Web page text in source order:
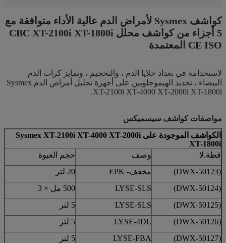
كواشف Sysmex لأمراض الدم عالية الأداء متوافقة مع
5 أجزاء من كواشف محلل CBC XT-2100i XT-1800i
CE ISO المعتمدة
لاستخدامه في تعداد خلايا الدم ، والتحجيم ، وتمايز كرات الدم
البيضاء ، تحديد الهيموجلوبين على أجهزة تحليل أمراض الدم Sysmex
XT-2100i XT-4000 XT-2000i XT-1800i.
مواصفات كواشف سيسميكس
الكواشف الموجودة على Sysmex XT-2100i XT-4000 XT-2000i
XT-1800i
قطة.لا
وصف
حجم العبوة
(DWX-50123)
مخفف- EPK
20 لتر
(DWX-50124)
LYSE-SLS
500 مل × 3
(DWX-50125)
LYSE-SLS
5 لتر
(DWX-50126)
LYSE-4DL
5 لتر
(DWX-50127)
LYSE-FBA
5 لتر